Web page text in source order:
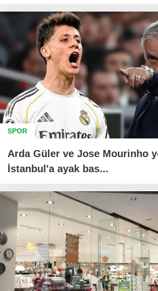
SPOR
Arda Güler ve Jose Mourinho
İstanbul'a ayak bas...